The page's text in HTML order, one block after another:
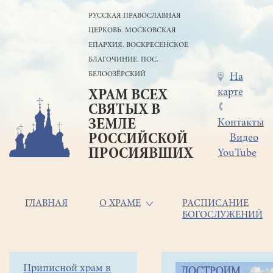
РУССКАЯ ПРАВОСЛАВНАЯ
ЦЕРКОВЬ. МОСКОВСКАЯ
ЕПАРХИЯ. ВОСКРЕСЕНСКОЕ
БЛАГОЧИНИЕ. ПОС.
БЕЛООЗЁРСКИЙ
ХРАМ ВСЕХ
СВЯТЫХ В
ЗЕМЛЕ
РОССИЙСКОЙ
ПРОСИЯВШИХ
Меню
в
шапке
На
карте
Контакты
Видео
YouTube
Основная
ГЛАВНАЯ О ХРАМЕ
РАСПИСАНИЕ
БОГОСЛУЖЕНИЙ
Боковое
Приписной храм в
Строка